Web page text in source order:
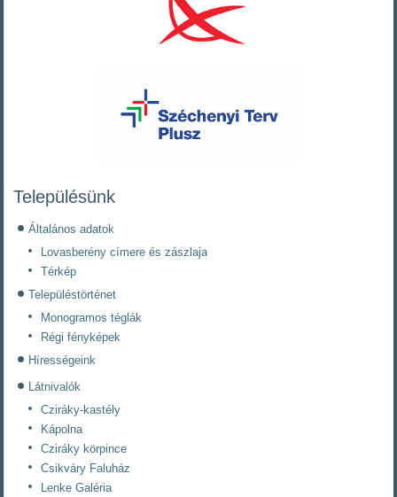
Településünk
Általános adatok
Lovasberény címere és zászlaja
Térkép
Településtörténet
Monogramos téglák
Régi fényképek
Hírességeink
Látnivalók
Cziráky-kastély
Kápolna
Cziráky körpince
Csikváry Faluház
Lenke Galéria